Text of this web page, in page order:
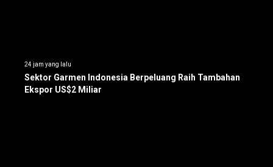
24 jam yang lalu
Sektor Garmen Indonesia Berpeluang Raih Tambahan
Ekspor US$2 Miliar